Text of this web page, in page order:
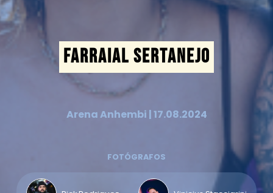
FARRAIAL SERTANEJO
Arena Anhembi | 17.08.2024
FOTÓGRAFOS